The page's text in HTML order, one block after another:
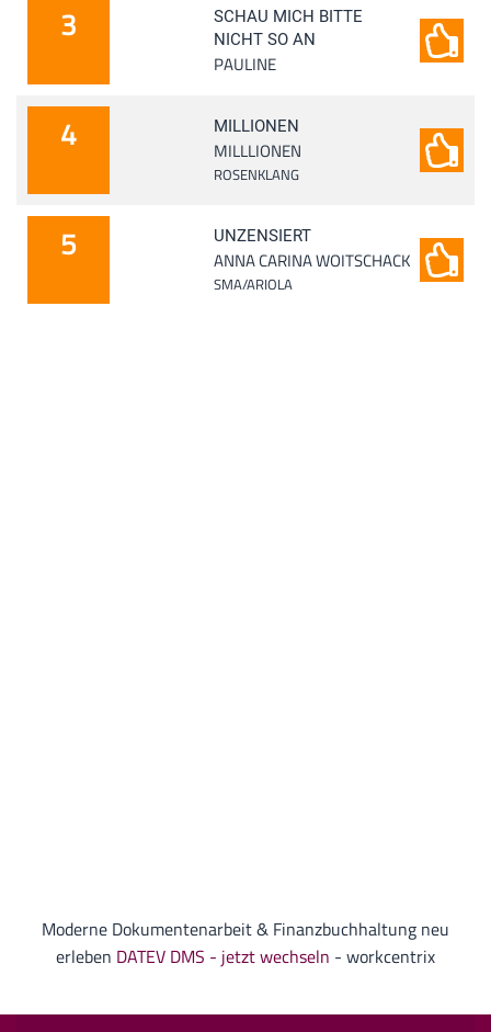
3
SCHAU MICH BITTE
NICHT SO AN
PAULINE
4 MILLIONEN
MILLLIONEN
ROSENKLANG
5 UNZENSIERT
ANNA CARINA WOITSCHACK
SMA/ARIOLA
Moderne Dokumentenarbeit & Finanzbuchhaltung neu
erleben DATEV DMS - jetzt wechseln - workcentrix